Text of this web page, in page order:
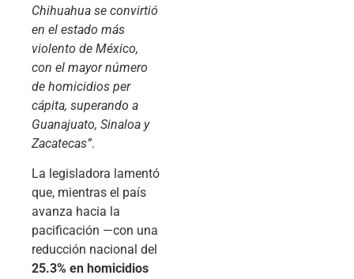
Chihuahua se convirtió
en el estado más
violento de México,
con el mayor número
de homicidios per
cápita, superando a
Guanajuato, Sinaloa y
Zacatecas”.
La legisladora lamentó
que, mientras el país
avanza hacia la
pacificación —con una
reducción nacional del
25.3% en homicidios